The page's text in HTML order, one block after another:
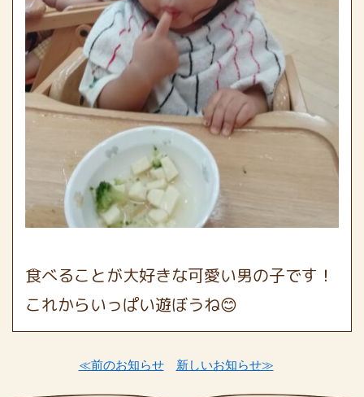
食べることが大好きな可愛い男の子です！
これからいっぱい遊ぼうね😊
≪前のお知らせ 新しいお知らせ≫